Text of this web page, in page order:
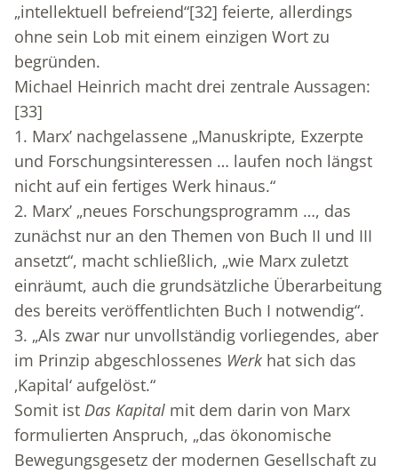
„intellektuell befreiend“[32] feierte, allerdings
ohne sein Lob mit einem einzigen Wort zu
begründen.
Michael Heinrich macht drei zentrale Aussagen:
[33]
1. Marx’ nachgelassene „Manuskripte, Exzerpte
und Forschungsinteressen … laufen noch längst
nicht auf ein fertiges Werk hinaus.“
2. Marx’ „neues Forschungsprogramm …, das
zunächst nur an den Themen von Buch II und III
ansetzt“, macht schließlich, „wie Marx zuletzt
einräumt, auch die grundsätzliche Überarbeitung
des bereits veröffentlichten Buch I notwendig“.
3. „Als zwar nur unvollständig vorliegendes, aber
im Prinzip abgeschlossenes Werk hat sich das
‚Kapital‘ aufgelöst.“
Somit ist Das Kapital mit dem darin von Marx
formulierten Anspruch, „das ökonomische
Bewegungsgesetz der modernen Gesellschaft zu